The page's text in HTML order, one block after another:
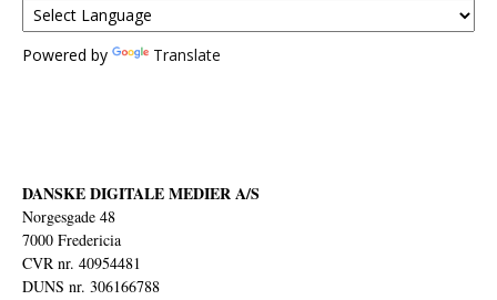
Powered by Translate
DANSKE DIGITALE MEDIER A/S
Norgesgade 48
7000 Fredericia
CVR nr. 40954481
DUNS nr. 306166788